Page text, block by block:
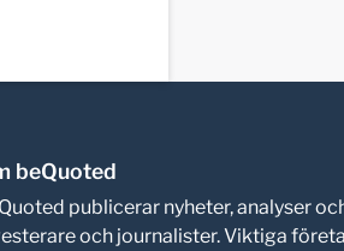
beQuoted
publicerar nyheter, analyser
och journalister. Viktiga